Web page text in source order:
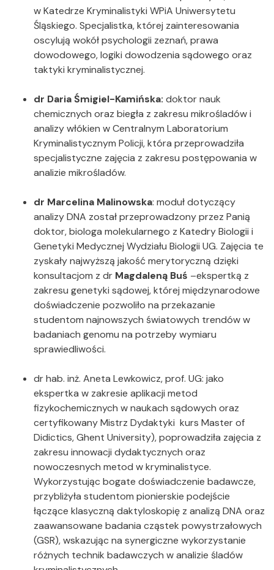
w Katedrze Kryminalistyki WPiA Uniwersytetu
Śląskiego. Specjalistka, której zainteresowania
oscylują wokół psychologii zeznań, prawa
dowodowego, logiki dowodzenia sądowego oraz
taktyki kryminalistycznej.
dr Daria Śmigiel-Kamińska: doktor nauk
chemicznych oraz biegła z zakresu mikrośladów i
analizy włókien w Centralnym Laboratorium
Kryminalistycznym Policji, która przeprowadziła
specjalistyczne zajęcia z zakresu postępowania w
analizie mikrośladów.
dr Marcelina Malinowska: moduł dotyczący
analizy DNA został przeprowadzony przez Panią
doktor, biologa molekularnego z Katedry Biologii i
Genetyki Medycznej Wydziału Biologii UG. Zajęcia te
zyskały najwyższą jakość merytoryczną dzięki
konsultacjom z dr Magdaleną Buś –ekspertką z
zakresu genetyki sądowej, której międzynarodowe
doświadczenie pozwoliło na przekazanie
studentom najnowszych światowych trendów w
badaniach genomu na potrzeby wymiaru
sprawiedliwości.
dr hab. inż. Aneta Lewkowicz, prof. UG: jako
ekspertka w zakresie aplikacji metod
fizykochemicznych w naukach sądowych oraz
certyfikowany Mistrz Dydaktyki kurs Master of
Didictics, Ghent University), poprowadziła zajęcia z
zakresu innowacji dydaktycznych oraz
nowoczesnych metod w kryminalistyce.
Wykorzystując bogate doświadczenie badawcze,
przybliżyła studentom pionierskie podejście
łączące klasyczną daktyloskopię z analizą DNA oraz
zaawansowane badania cząstek powystrzałowych
(GSR), wskazując na synergiczne wykorzystanie
różnych technik badawczych w analizie śladów